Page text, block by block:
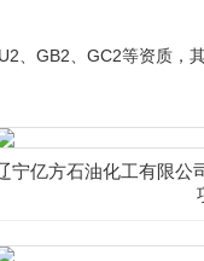
、GB2、GC2等资质
宁亿方石油化工有限公